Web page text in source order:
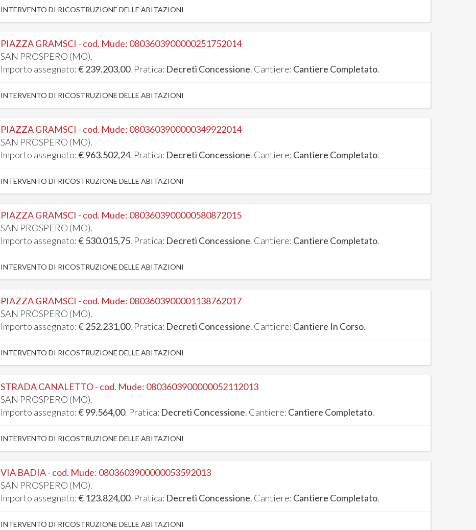
INTERVENTO DI RICOSTRUZIONE DELLE ABITAZIONI
PIAZZA GRAMSCI - cod. Mude: 0803603900000251752014
SAN PROSPERO (MO).
Importo assegnato:€ 239.203,00. Pratica: Decreti Concessione. Cantiere: Cantiere Completato.
INTERVENTO DI RICOSTRUZIONE DELLE ABITAZIONI
PIAZZA GRAMSCI - cod. Mude: 0803603900000349922014
SAN PROSPERO (MO).
Importo assegnato:€ 963.502,24. Pratica: Decreti Concessione. Cantiere: Cantiere Completato.
INTERVENTO DI RICOSTRUZIONE DELLE ABITAZIONI
PIAZZA GRAMSCI - cod. Mude: 0803603900000580872015
SAN PROSPERO (MO).
Importo assegnato:€ 530.015,75. Pratica: Decreti Concessione. Cantiere: Cantiere Completato.
INTERVENTO DI RICOSTRUZIONE DELLE ABITAZIONI
PIAZZA GRAMSCI - cod. Mude: 0803603900001138762017
SAN PROSPERO (MO).
Importo assegnato:€ 252.231,00. Pratica: Decreti Concessione. Cantiere: Cantiere In Corso.
INTERVENTO DI RICOSTRUZIONE DELLE ABITAZIONI
STRADA CANALETTO - cod. Mude: 0803603900000052112013
SAN PROSPERO (MO).
Importo assegnato:€ 99.564,00. Pratica: Decreti Concessione. Cantiere: Cantiere Completato.
INTERVENTO DI RICOSTRUZIONE DELLE ABITAZIONI
VIA BADIA - cod. Mude: 0803603900000053592013
SAN PROSPERO (MO).
Importo assegnato:€ 123.824,00. Pratica: Decreti Concessione. Cantiere: Cantiere Completato.
INTERVENTO DI RICOSTRUZIONE DELLE ABITAZIONI